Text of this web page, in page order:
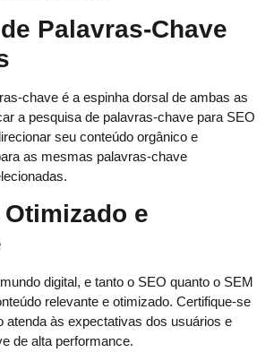
Palavras-Chave
chave é a espinha dorsal de ambas as
a pesquisa de palavras-chave para SEO
seu conteúdo orgânico e
as mesmas palavras-chave
e
digital, e tanto o SEO quanto o SEM
relevante e otimizado. Certifique-se
atenda às expectativas dos usuários e
de alta performance.